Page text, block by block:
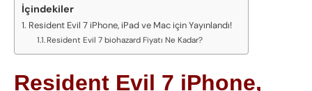
İçindekiler
Resident Evil 7 iPhone, iPad ve Mac için Yayınlandı!
Resident Evil 7 biohazard Fiyatı Ne Kadar?
Resident Evil 7 iPhone,